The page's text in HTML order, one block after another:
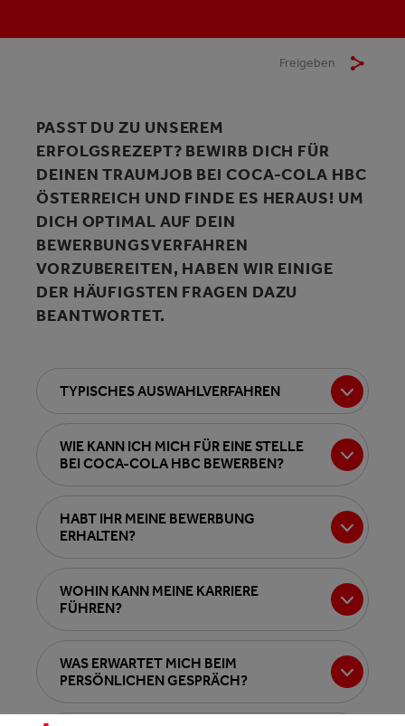
Freigeben
PASST DU ZU UNSEREM
ERFOLGSREZEPT? BEWIRB DICH FÜR
DEINEN TRAUMJOB BEI COCA-COLA HBC
ÖSTERREICH UND FINDE ES HERAUS! UM
DICH OPTIMAL AUF DEIN
BEWERBUNGSVERFAHREN
VORZUBEREITEN, HABEN WIR EINIGE
DER HÄUFIGSTEN FRAGEN DAZU
BEANTWORTET.
TYPISCHES AUSWAHLVERFAHREN
WIE KANN ICH MICH FÜR EINE STELLE
BEI COCA‑COLA HBC BEWERBEN?
HABT IHR MEINE BEWERBUNG
ERHALTEN?
WOHIN KANN MEINE KARRIERE
FÜHREN?
WAS ERWARTET MICH BEIM
PERSÖNLICHEN GESPRÄCH?